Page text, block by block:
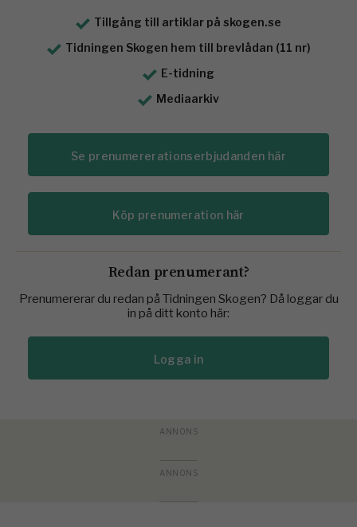
Tillgång till artiklar på skogen.se
Tidningen Skogen hem till brevlådan (11 nr)
E-tidning
Mediaarkiv
Se prenumererationserbjudanden här
Köp prenumeration här
Redan prenumerant?
Prenumererar du redan på Tidningen Skogen? Då loggar du
in på ditt konto här:
Logga in